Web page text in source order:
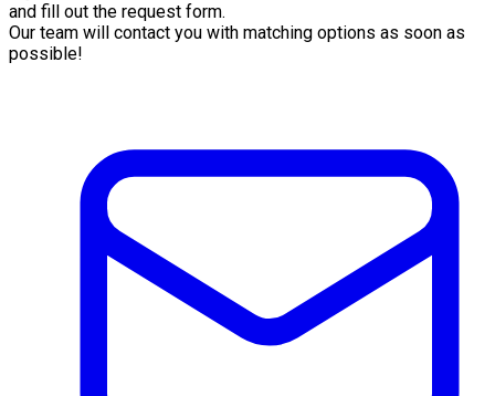
and fill out the request form.
Our team will contact you with matching options as soon as
possible!